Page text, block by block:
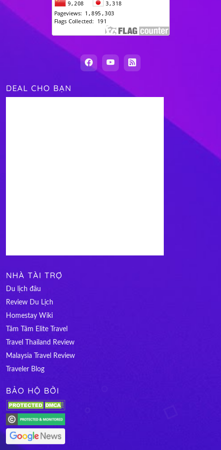
DEAL CHO BẠN
NHÀ TÀI TRỢ
Du lịch đâu
Review Du Lịch
Homestay Wiki
Tâm Tâm Elite Travel
Travel Thailand Review
Malaysia Travel Review
Traveler Blog
BẢO HỘ BỞI